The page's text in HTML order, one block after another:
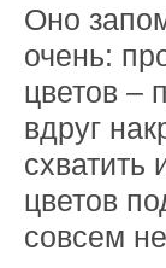
Оно
очень:
цветов –
вдруг
схватить
цветов
совсем